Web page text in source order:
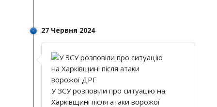
27 Червня 2024
У ЗСУ розповіли про ситуацію на
Харківщині після атаки ворожої